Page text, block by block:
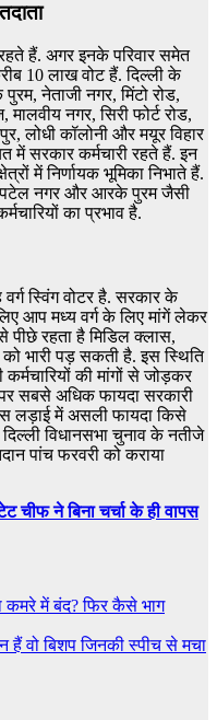
हैं. अगर इनके परिवार समेत
10 लाख वोट हैं. दिल्ली के
नेताजी नगर, मिंटो रोड,
मालवीय नगर, सिरी फोर्ट रोड,
लोधी कॉलोनी और मयूर विहार
में सरकार कर्मचारी रहते हैं. इन
में निर्णायक भूमिका निभाते हैं.
पटेल नगर और आरके पुरम जैसी
का प्रभाव है.
स्विंग वोटर है. सरकार के
आप मध्य वर्ग के लिए मांगें लेकर
रहता है मिडिल क्लास,
भारी पड़ सकती है. इस स्थिति
की मांगों से जोड़कर
पर सबसे अधिक फायदा सरकारी
लड़ाई में असली फायदा किसे
विधानसभा चुनाव के नतीजे
पांच फरवरी को कराया
चीफ ने बिना चर्चा के ही वापस
कमरे में बंद? फिर कैसे भाग
हैं वो बिशप जिनकी स्पीच से मचा